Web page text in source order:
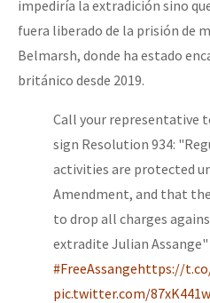
Eventos
Contacto
impediría la extradición sino
fuera liberado de la prisión de
Belmarsh, donde ha estado
británico desde 2019.
Call your representative
sign Resolution 934:
activities are protected
Amendment, and that
to drop all charges
extradite Julian Assange"
#FreeAssangehttps://
pic.twitter.com/